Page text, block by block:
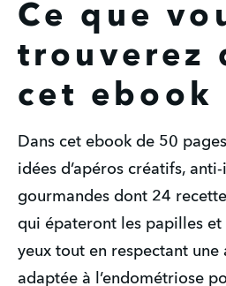
Ce que
trouverez
cet ebook
Dans cet ebook de 50
idées d’apéros créatifs,
gourmandes dont 24
qui épateront les papilles
yeux tout en respectant une
adaptée à l’endométriose